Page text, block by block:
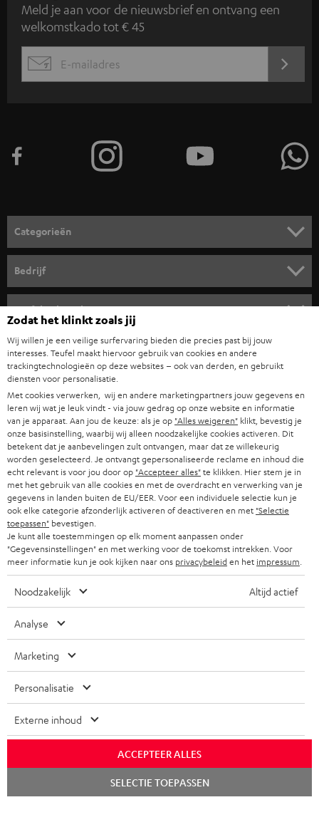
a
n
m
e
n
o
r
n
i
e
u
w
s
b
r
i
e
f
Meld je aan voor de nieuwsbrief en ontvang een
welkomstkado tot € 45
EMAIL
Categorieën
COMPLETE SYSTEMEN
SOUNDBARS
HIFI-SPEAKERS
BLUETOOTH
KOPTELEFOONS
BLUETOOTH KOPTELEFOONS
COMPLETE SETS
SPEAKERS
ULTIMA
IN-EAR
FANSHOP
NIEUWKOMERS
Bedrijf
PERS & MARKETING
B2B
PARTNERPROGRAMMA
BLOG
NEWSLETTER
STORES
TEUFEL VOORDELEN
TOEGANKELIJK
Teufel online shops
DUITSLAND
OOSTENRIJK
ZWITSERLAND
NEDERLAND
BELGIË
FRANKRIJK
POLEN
ITALIË
USA
ANDERE LANDEN
'Kennelijke' (typ)fouten voorbehouden. De op de foto's afgebeelde
accessoires zijn niet bij de levering inbegrepen. Eventuele
Disclaimer Algemene voorwaarden
Zodat het klinkt zoals jij
Wij willen je een veilige surfervaring bieden die precies past bij jouw
interesses. Teufel maakt hiervoor gebruik van cookies en andere
trackingtechnologieën op deze websites – ook van derden, en gebruikt
diensten voor personalisatie.
Met cookies verwerken, wij en andere marketingpartners jouw gegevens en
leren wij wat je leuk vindt - via jouw gedrag op onze website en informatie
van je apparaat. Aan jou de keuze: als je op "Alles weigeren" klikt, bevestig je
onze basisinstelling, waarbij wij alleen noodzakelijke cookies activeren. Dit
betekent dat je aanbevelingen zult ontvangen, maar dat ze willekeurig
worden geselecteerd. Je ontvangt gepersonaliseerde reclame en inhoud die
echt relevant is voor jou door op "Accepteer alles"te klikken. Hier stem je in
met het gebruik van alle cookies en met de overdracht en verwerking van je
gegevens in landen buiten de EU/EER. Voor een individuele selectie kun je
ook elke categorie afzonderlijk activeren of deactiveren en met "Selectie
toepassen" bevestigen.
Je kunt alle toestemmingen op elk moment aanpassen onder
"Gegevensinstellingen" en met werking voor de toekomst intrekken. Voor
meer informatie kun je ook kijken naar ons privacybeleiden het impressum
Noodzakelijk Altijd actief
Analyse
Marketing
Personalisatie
Externe inhoud
ACCEPTEER ALLES
SELECTIE TOEPASSEN